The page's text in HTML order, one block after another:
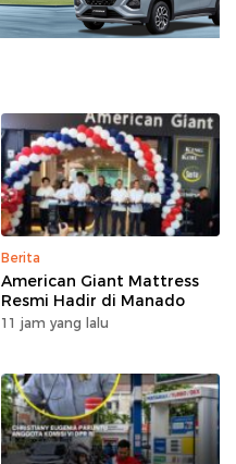
Berita
American Giant Mattress
Resmi Hadir di Manado
11 jam yang lalu